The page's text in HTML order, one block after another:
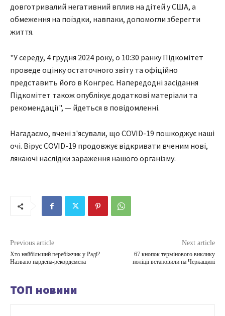
довготривалий негативний вплив на дітей у США, а
обмеження на поїздки, навпаки, допомогли зберегти
життя.
"У середу, 4 грудня 2024 року, о 10:30 ранку Підкомітет
проведе оцінку остаточного звіту та офіційно
представить його в Конгрес. Напередодні засідання
Підкомітет також опублікує додаткові матеріали та
рекомендації", — йдеться в повідомленні.
Нагадаємо, вчені з'ясували, що COVID-19 пошкоджує наші
очі. Вірус COVID-19 продовжує відкривати вченим нові,
лякаючі наслідки зараження нашого організму.
Previous article
Хто найбільший перебіжчик у Раді?
Названо нардепа-рекордсмена
Next article
67 кнопок термінового виклику
поліції встановили на Черкащині
ТОП новини